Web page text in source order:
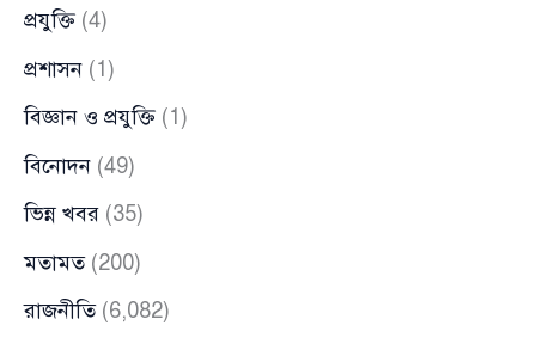
প্রযুক্তি (4)
প্রশাসন (1)
বিজ্ঞান ও প্রযুক্তি (1)
বিনোদন (49)
ভিন্ন খবর (35)
মতামত(200)
রাজনীতি(6,082)